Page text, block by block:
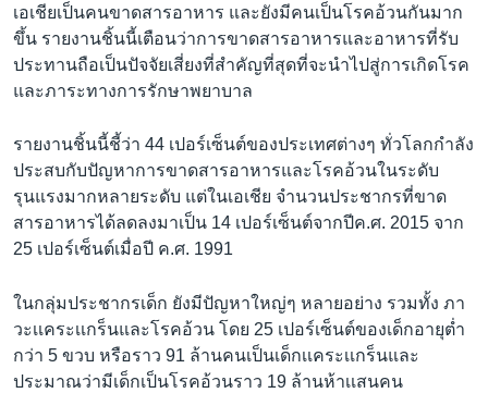
เอเชียเป็นคนขาดสารอาหาร และยังมีคนเป็นโรคอ้วนกันมาก
ขึ้น รายงานชิ้นนี้เตือนว่าการขาดสารอาหารและอาหารที่รับ
ประทานถือเป็นปัจจัยเสี่ยงที่สำคัญที่สุดที่จะนำไปสู่การเกิดโรค
และภาระทางการรักษาพยาบาล
รายงานชิ้นนี้ชี้ว่า 44 เปอร์เซ็นต์ของประเทศต่างๆ ทั่วโลกกำลัง
ประสบกับปัญหาการขาดสารอาหารและโรคอ้วนในระดับ
รุนแรงมากหลายระดับ แต่ในเอเชีย จำนวนประชากรที่ขาด
สารอาหารได้ลดลงมาเป็น 14 เปอร์เซ็นต์จากปีค.ศ. 2015 จาก
25 เปอร์เซ็นต์เมื่อปี ค.ศ. 1991
ในกลุ่มประชากรเด็ก ยังมีปัญหาใหญ่ๆ หลายอย่าง รวมทั้ง ภา
วะเเคระเเกร็นและโรคอ้วน โดย 25 เปอร์เซ็นต์ของเด็กอายุต่ำ
กว่า 5 ขวบ หรือราว 91 ล้านคนเป็นเด็กเเคระเเกร็นและ
ประมาณว่ามีเด็กเป็นโรคอ้วนราว 19 ล้านห้าเเสนคน